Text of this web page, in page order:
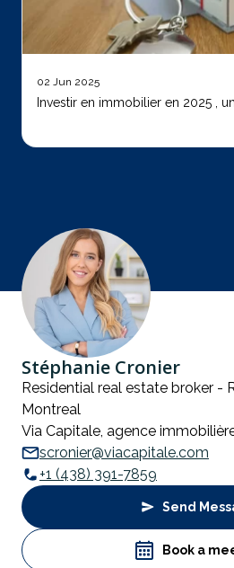
02 Jun 2025
Investir en immobilier en 2025 ,
Stéphanie Cronier
Residential real estate broker -
Montreal
Via Capitale, agence
scronier@viacapitale.com
+1 (438) 391-7859
Send
Book a